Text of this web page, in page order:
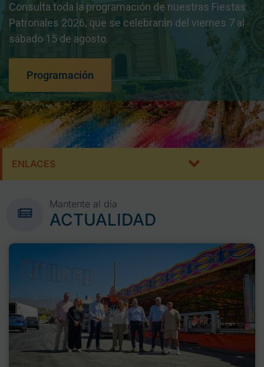
Consulta toda la programación de nuestras Fiestas
Patronales 2026, que se celebrarán del viernes 7 al
sábado 15 de agosto.
Programación
ENLACES
Mantente al día
ACTUALIDAD